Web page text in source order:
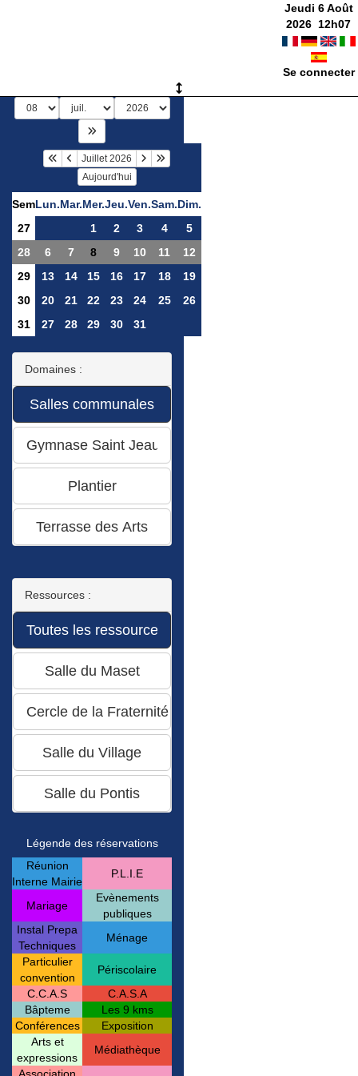
Jeudi 6 Août
2026 12h07
Se connecter
Juillet 2026
Aujourd'hui
SemLun.Mar.Mer.Jeu.Ven.Sam.Dim.
27
1 2 3 4
5
28
6 7 8 9 10 11
12
29
13 14 15 16 17 18
19
30
20 21 22 23 24 25
26
31
27 28 29 30 31
Domaines :
Ressources :
Légende des réservations
Réunion
Interne Mairie
P.L.I.E
Mariage
Evènements
publiques
Instal Prepa
Techniques
Ménage
Particulier
convention
Périscolaire
C.C.A.S
C.A.S.A
Bâpteme
Les 9 kms
Conférences
Exposition
Arts et
expressions
Médiathèque
Association